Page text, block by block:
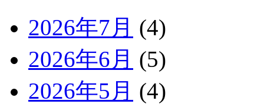
2026年7月 (4)
2026年6月 (5)
2026年5月 (4)